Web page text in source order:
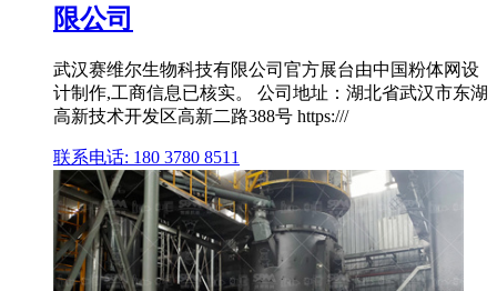
限公司
武汉赛维尔生物科技有限公司官方展台由中国粉体网设
计制作,工商信息已核实。 公司地址：湖北省武汉市东湖
高新技术开发区高新二路388号 https:///
联系电话: 180 3780 8511